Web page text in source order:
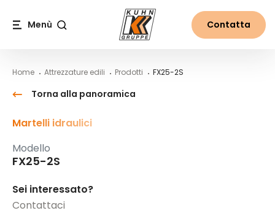
Menù Contatta
Home Attrezzature edili Prodotti FX25-2S
Torna alla panoramica
Martelli idraulici
Modello
FX25-2S
Sei interessato?
Contattaci